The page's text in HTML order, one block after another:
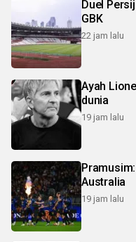
Duel
GBK
22 jam lalu
Ayah
dunia
19 jam lalu
Australia
19 jam lalu